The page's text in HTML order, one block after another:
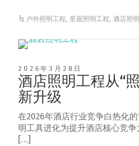
户外照明工程,景观照明工程,酒店照
2026年3月28日
酒店照明工程从“
新升级
在2026年酒店行业竞争白热化
明工具进化为提升酒店核心竞
[…]